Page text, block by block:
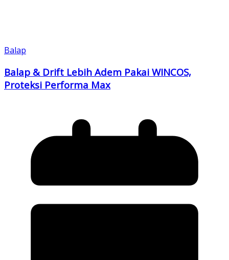
Balap
Balap & Drift Lebih Adem Pakai WINCOS,
Proteksi Performa Max